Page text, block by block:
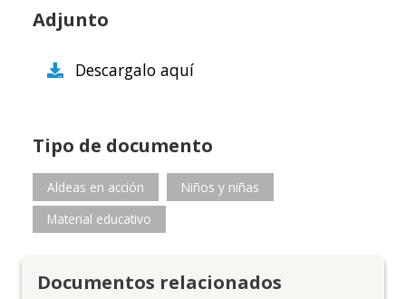
Adjunto
Descargalo aquí
Tipo de documento
Aldeas en acción
Niños y niñas
Material educativo
Documentos relacionados